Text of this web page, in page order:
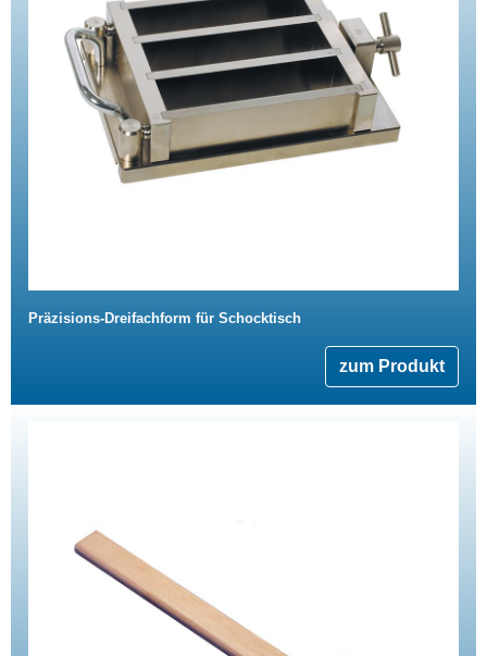
Präzisions-Dreifachform für Schocktisch
zum Produkt